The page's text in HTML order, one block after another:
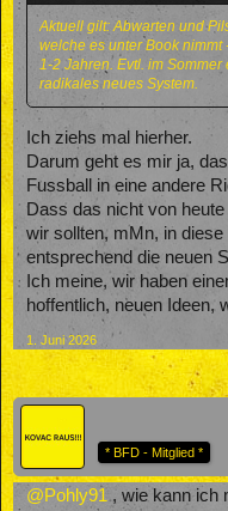
Aktuell gilt: Abwarten und
welche es unter Book nimmt
1-2 Jahren. Evtl. im
radikales neues System.
Ich ziehs mal hierher.
Darum geht es mir ja,
Fussball in eine andere
Dass das nicht von
wir sollten, mMn, in
entsprechend die neuen
Ich meine, wir haben
hoffentlich, neuen Ideen,
1. Juni 2026
* BFD - Mitglied *
@Pohly91 , wie kann ich